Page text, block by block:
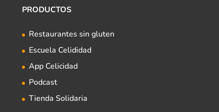
PRODUCTOS
Restaurantes sin gluten
Escuela Celididad
App Celicidad
Podcast
Tienda Solidaria